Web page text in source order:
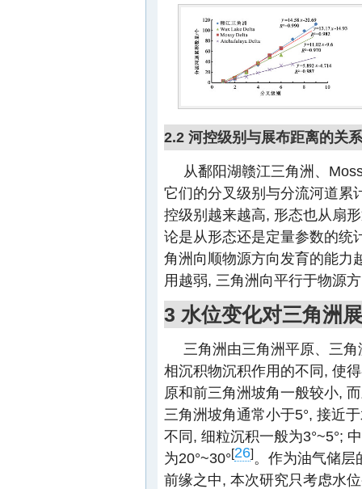
2.2 河控级别与展布距离的关系
从鄱阳湖赣江三角洲、
它们的分叉级别与分流河道累
控级别越来越高, 形态也从扇
论是从形态还是定量参数的统
角洲向顺物源方向发育的能力
用越弱, 三角洲向平行于物源
3 水位变化对三角洲
三角洲由三角洲平原、三
相沉积物沉积作用的不同, 使
原和前三角洲坡角一般较小,
三角洲坡角通常小于5°, 接近
不同, 细粒沉积一般为3°~5°;
为20°~30°[26]。作为油气储层
前缘之中, 本次研究只考虑水